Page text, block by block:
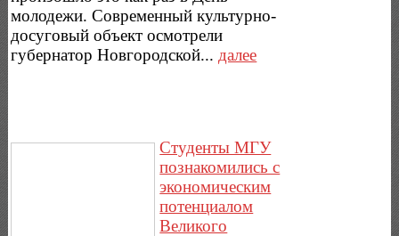
молодежи. Современный культурно-
досуговый объект осмотрели
губернатор Новгородской...далее
Студенты МГУ
познакомились с
экономическим
потенциалом
Великого